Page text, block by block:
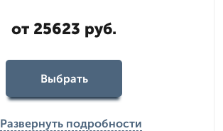
от 25623 руб.
Выбрать
Развернуть подробности